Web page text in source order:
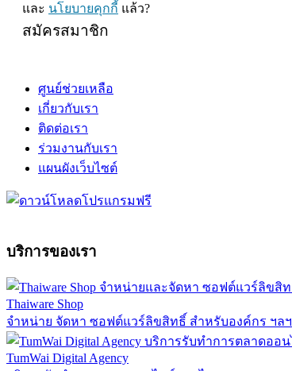
และ นโยบายคุกกี้ แล้ว?
สมัครสมาชิก
ศูนย์ช่วยเหลือ
เกี่ยวกับเรา
ติดต่อเรา
ร่วมงานกับเรา
แผนผังเว็บไซต์
บริการของเรา
Thaiware Shop
จำหน่าย จัดหา ซอฟต์แวร์ลิขสิทธิ์ สำหรับองค์กร ฯลฯ
TumWai Digital Agency